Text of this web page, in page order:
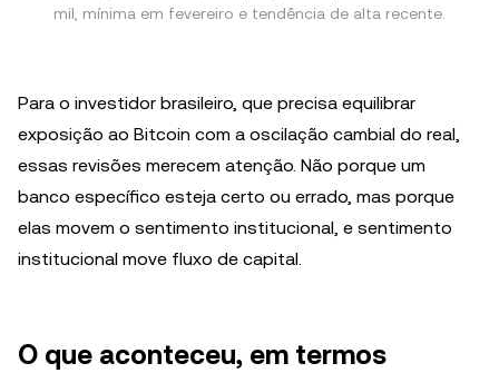
mil, mínima em fevereiro e tendência de alta recente.
Para o investidor brasileiro, que precisa equilibrar
exposição ao Bitcoin com a oscilação cambial do real,
essas revisões merecem atenção. Não porque um
banco específico esteja certo ou errado, mas porque
elas movem o sentimento institucional, e sentimento
institucional move fluxo de capital.
O que aconteceu, em termos